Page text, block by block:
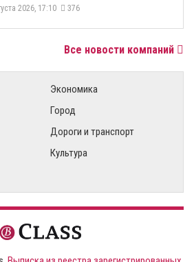
2026, 17:10 376
Все новости компаний
Экономика
Город
Дороги и транспорт
Культура